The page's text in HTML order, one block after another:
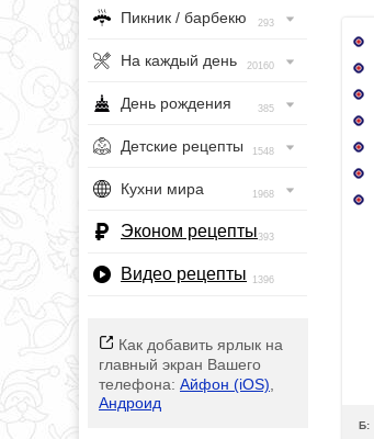
Пикник / барбекю 293
На каждый день 20160
День рождения 385
Детские рецепты 1548
Кухни мира 1968
Эконом рецепты393
Видео рецепты 1396
Как добавить ярлык на
главный экран Вашего
телефона: Айфон (iOS)
Андроид
Б: